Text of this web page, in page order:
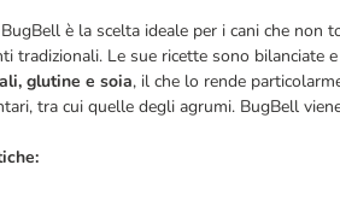
è la scelta ideale per i cani che
tradizionali. Le sue ricette sono
glutine e soia, il che lo rende
tra cui quelle degli agrumi. BugBell